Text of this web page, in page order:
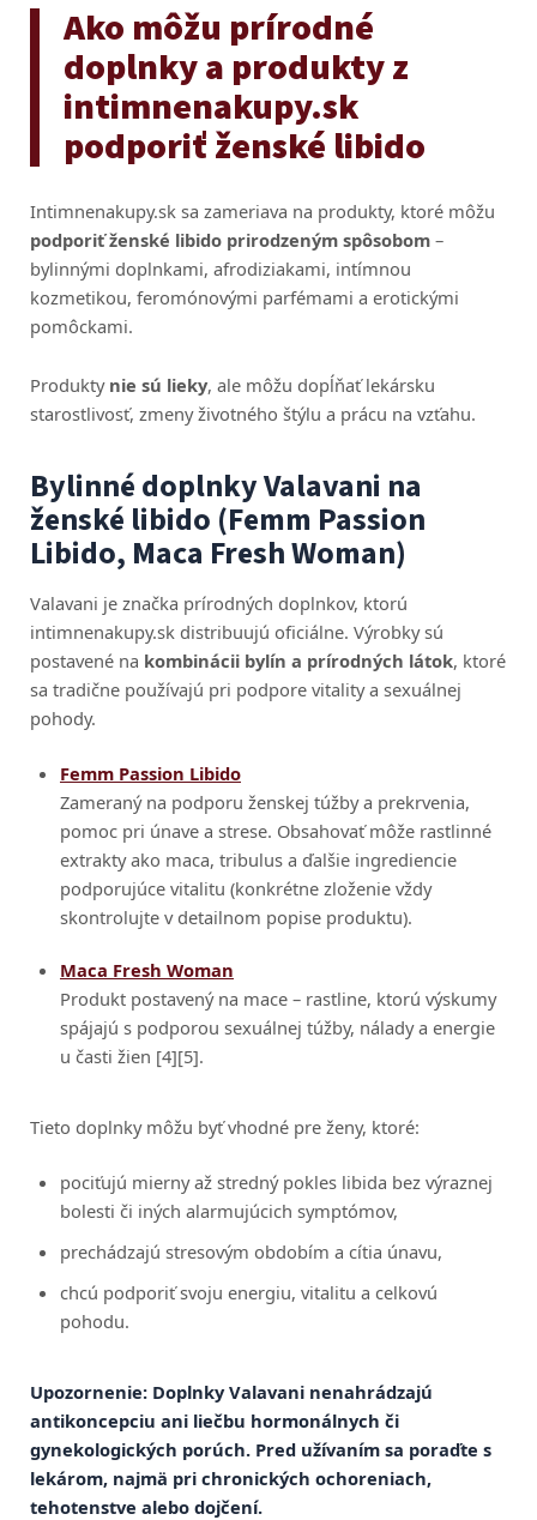
Ako môžu prírodné
doplnky a produkty z
intimnenakupy.sk
podporiť ženské libido
Intimnenakupy.sk sa zameriava na produkty, ktoré môžu
podporiť ženské libido prirodzeným spôsobom –
bylinnými doplnkami, afrodiziakami, intímnou
kozmetikou, feromónovými parfémami a erotickými
pomôckami.
Produkty nie sú lieky, ale môžu dopĺňať lekársku
starostlivosť, zmeny životného štýlu a prácu na vzťahu.
Bylinné doplnky Valavani na
ženské libido (Femm Passion
Libido, Maca Fresh Woman)
Valavani je značka prírodných doplnkov, ktorú
intimnenakupy.sk distribuujú oficiálne. Výrobky sú
postavené na kombinácii bylín a prírodných látok, ktoré
sa tradične používajú pri podpore vitality a sexuálnej
pohody.
Femm Passion Libido
Zameraný na podporu ženskej túžby a prekrvenia,
pomoc pri únave a strese. Obsahovať môže rastlinné
extrakty ako maca, tribulus a ďalšie ingrediencie
podporujúce vitalitu (konkrétne zloženie vždy
skontrolujte v detailnom popise produktu).
Maca Fresh Woman
Produkt postavený na mace – rastline, ktorú výskumy
spájajú s podporou sexuálnej túžby, nálady a energie
u časti žien [4][5].
Tieto doplnky môžu byť vhodné pre ženy, ktoré:
pociťujú mierny až stredný pokles libida bez výraznej
bolesti či iných alarmujúcich symptómov,
prechádzajú stresovým obdobím a cítia únavu,
chcú podporiť svoju energiu, vitalitu a celkovú
pohodu.
Upozornenie: Doplnky Valavani nenahrádzajú
antikoncepciu ani liečbu hormonálnych či
gynekologických porúch. Pred užívaním sa poraďte s
lekárom, najmä pri chronických ochoreniach,
tehotenstve alebo dojčení.